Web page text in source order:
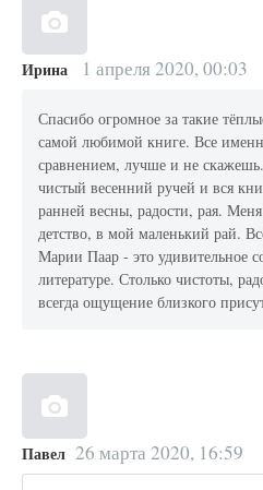
Ирина 1 апреля 2020, 00:03
Спасибо огромное за такие
самой любимой книге. Все
сравнением, лучше и не
чистый весенний ручей и вся
ранней весны, радости, рая.
детство, в мой маленький рай.
Марии Паар - это удивительное
литературе. Столько чистоты,
всегда ощущение близкого
Павел 26 марта 2020, 16:59